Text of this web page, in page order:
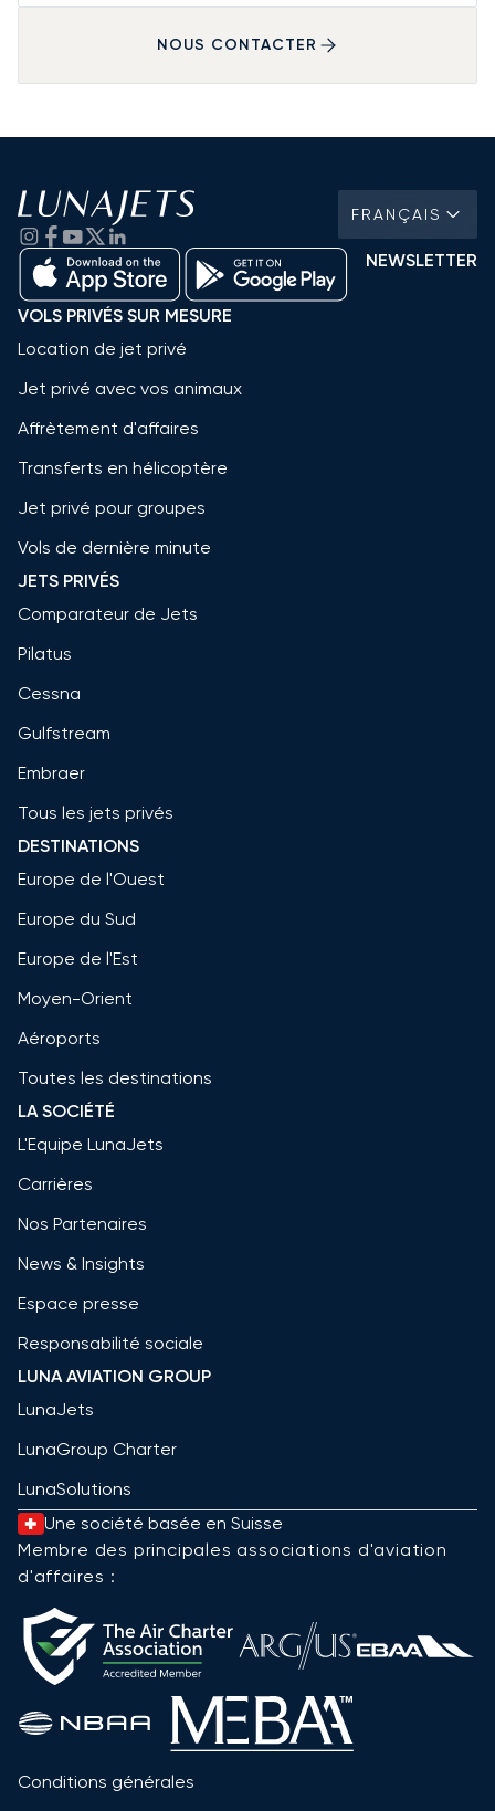
NOUS CONTACTER
FRANÇAIS
NEWSLETTER
VOLS PRIVÉS SUR MESURE
Location de jet privé
Jet privé avec vos animaux
Affrètement d'affaires
Transferts en hélicoptère
Jet privé pour groupes
Vols de dernière minute
JETS PRIVÉS
Comparateur de Jets
Pilatus
Cessna
Gulfstream
Embraer
Tous les jets privés
DESTINATIONS
Europe de l'Ouest
Europe du Sud
Europe de l'Est
Moyen-Orient
Aéroports
Toutes les destinations
LA SOCIÉTÉ
L'Equipe LunaJets
Carrières
Nos Partenaires
News & Insights
Espace presse
Responsabilité sociale
LUNA AVIATION GROUP
LunaJets
LunaGroup Charter
LunaSolutions
Une société basée en Suisse
Membre des principales associations d'aviation
d'affaires :
Conditions générales